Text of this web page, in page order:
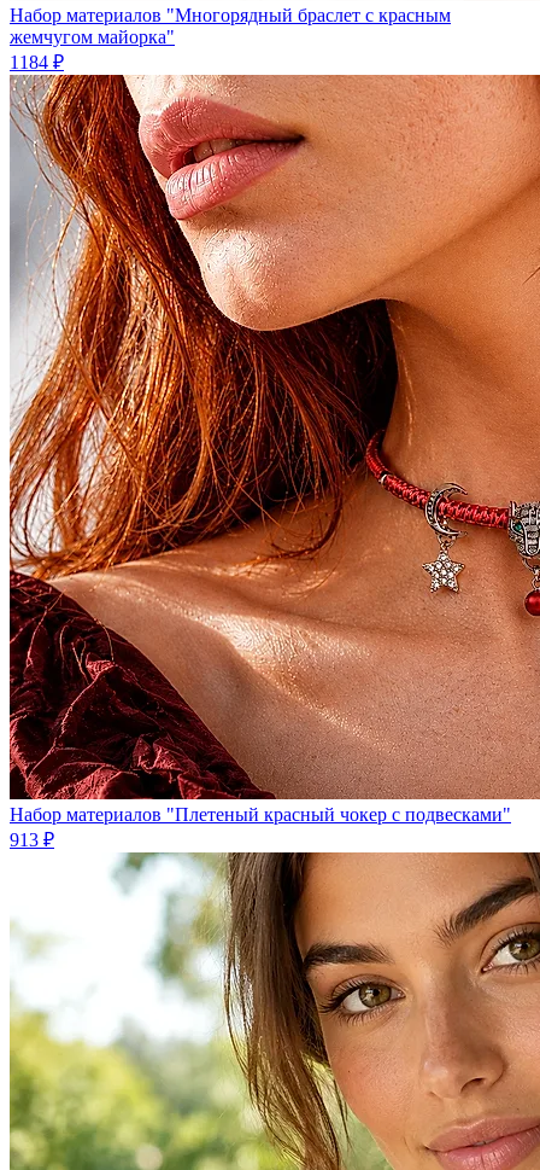
Набор материалов "Многорядный браслет с красным
жемчугом майорка"
1184 ₽
Набор материалов "Плетеный красный чокер с подвесками"
913 ₽